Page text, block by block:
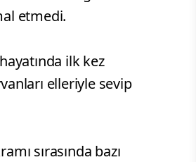
etmedi.
ilk kez
elleriyle sevip
sırasında bazı